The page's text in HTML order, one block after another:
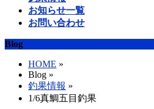
お知らせ一覧
お問い合わせ
Blog
HOME »
Blog »
釣果情報 »
1/6真鯛五目釣果